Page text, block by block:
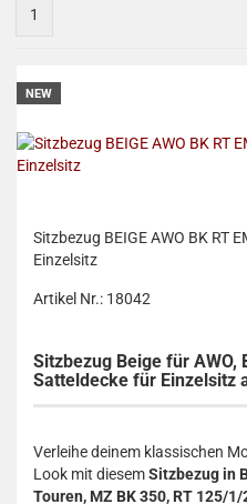
1
NEW
Sitzbezug BEIGE AWO BK RT
Einzelsitz
Artikel Nr.: 18042
Sitzbezug Beige für AWO,
Satteldecke für Einzelsitz
Verleihe deinem klassischen
Look mit diesemSitzbezug in
Touren, MZ BK 350, RT 125/1/